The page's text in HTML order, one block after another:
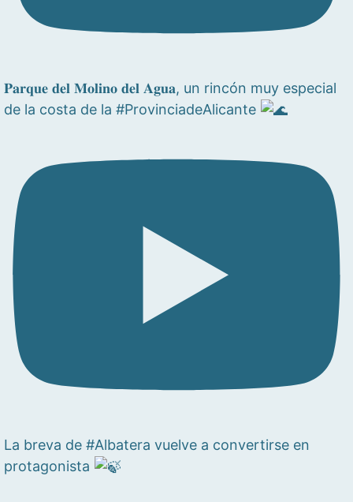
𝐏𝐚𝐫𝐪𝐮𝐞 𝐝𝐞𝐥 𝐌𝐨𝐥𝐢𝐧𝐨 𝐝𝐞𝐥 𝐀𝐠𝐮𝐚, un rincón muy especial
de la costa de la #ProvinciadeAlicante
La breva de #Albatera vuelve a convertirse en
protagonista